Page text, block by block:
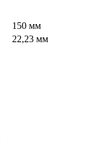
150 мм
22,23 мм